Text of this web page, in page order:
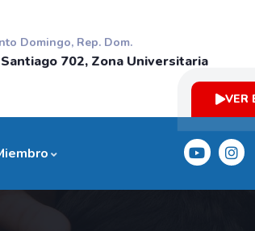
Domingo, Rep. Dom.
702, Zona Universitaria
VER